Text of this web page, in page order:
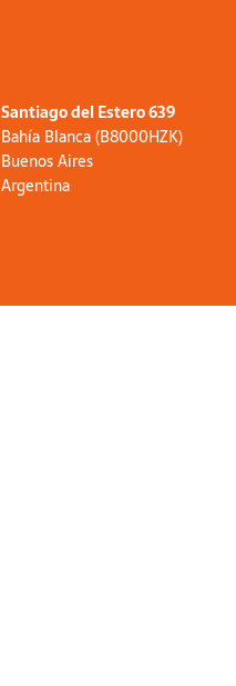
Santiago del Estero 639
Bahía Blanca (B8000HZK)
Buenos Aires
Argentina